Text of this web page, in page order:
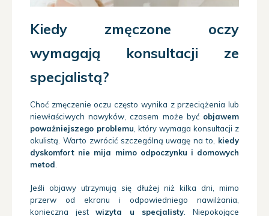
Kiedy zmęczone oczy
wymagają konsultacji ze
specjalistą?
Choć zmęczenie oczu często wynika z przeciążenia lub
niewłaściwych nawyków, czasem może być objawem
poważniejszego problemu, który wymaga konsultacji z
okulistą. Warto zwrócić szczególną uwagę na to, kiedy
dyskomfort nie mija mimo odpoczynku i domowych
metod.
Jeśli objawy utrzymują się dłużej niż kilka dni, mimo
przerw od ekranu i odpowiedniego nawilżania,
konieczna jestwizyta u specjalisty . Niepokojące